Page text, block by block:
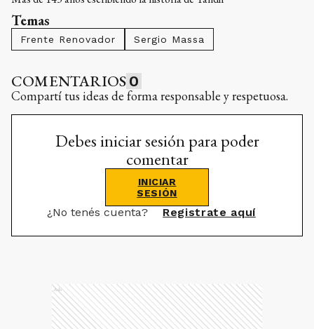
Temas
Frente Renovador Sergio Massa
COMENTARIOS 0
Compartí tus ideas de forma responsable y respetuosa.
Debes iniciar sesión para poder
comentar
INICIAR
SESIÓN
¿No tenés cuenta? Registrate aquí
Ads